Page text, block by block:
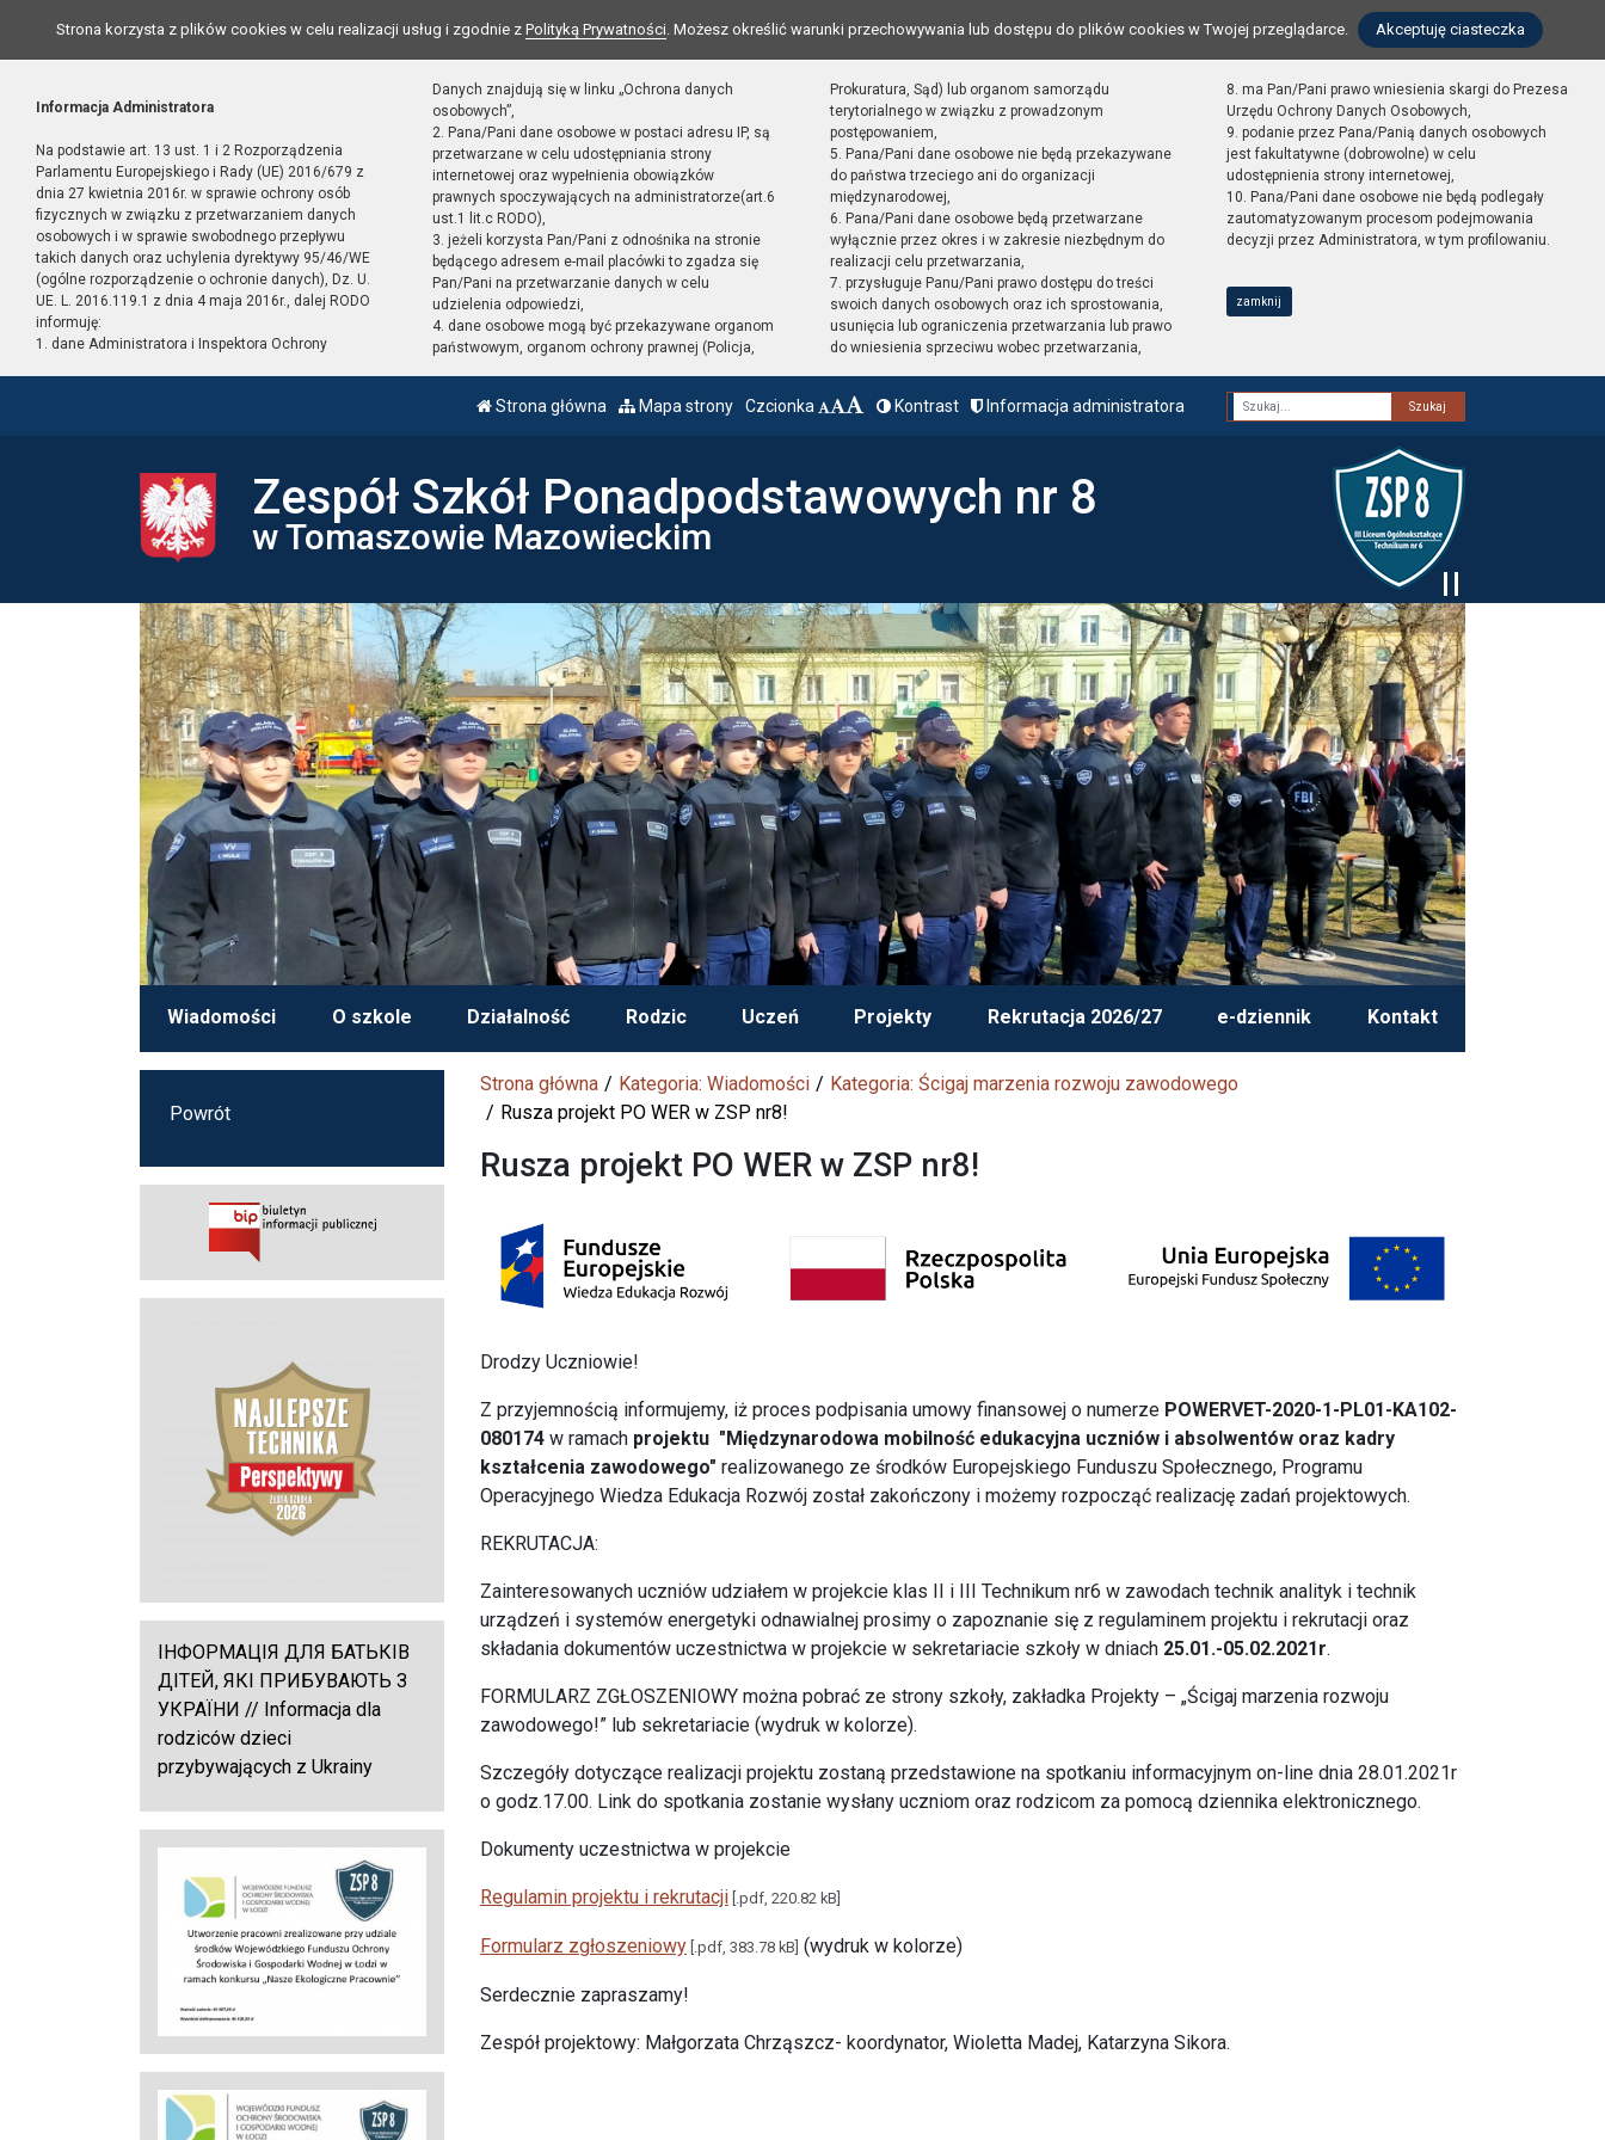
Strona korzysta z plików cookies w celu realizacji usług i zgodnie z Polityką Prywatności. Możesz określić warunki przechowywania lub dostępu do plików cookies w Twojej przeglądarce. Akceptuję ciasteczka
Informacja Administratora
Na podstawie art. 13 ust. 1 i 2 Rozporządzenia
Parlamentu Europejskiego i Rady (UE) 2016/679 z
dnia 27 kwietnia 2016r. w sprawie ochrony osób
fizycznych w związku z przetwarzaniem danych
osobowych i w sprawie swobodnego przepływu
takich danych oraz uchylenia dyrektywy 95/46/WE
(ogólne rozporządzenie o ochronie danych), Dz. U.
UE. L. 2016.119.1 z dnia 4 maja 2016r., dalej RODO
informuję:
1. dane Administratora i Inspektora Ochrony
Danych znajdują się w linku „Ochrona danych
osobowych”,
2. Pana/Pani dane osobowe w postaci adresu IP, są
przetwarzane w celu udostępniania strony
internetowej oraz wypełnienia obowiązków
prawnych spoczywających na administratorze(art.6
ust.1 lit.c RODO),
3. jeżeli korzysta Pan/Pani z odnośnika na stronie
będącego adresem e-mail placówki to zgadza się
Pan/Pani na przetwarzanie danych w celu
udzielenia odpowiedzi,
4. dane osobowe mogą być przekazywane organom
państwowym, organom ochrony prawnej (Policja,
Prokuratura, Sąd) lub organom samorządu
terytorialnego w związku z prowadzonym
postępowaniem,
5. Pana/Pani dane osobowe nie będą przekazywane
do państwa trzeciego ani do organizacji
międzynarodowej,
6. Pana/Pani dane osobowe będą przetwarzane
wyłącznie przez okres i w zakresie niezbędnym do
realizacji celu przetwarzania,
7. przysługuje Panu/Pani prawo dostępu do treści
swoich danych osobowych oraz ich sprostowania,
usunięcia lub ograniczenia przetwarzania lub prawo
do wniesienia sprzeciwu wobec przetwarzania,
8. ma Pan/Pani prawo wniesienia skargi do Prezesa
Urzędu Ochrony Danych Osobowych,
9. podanie przez Pana/Panią danych osobowych
jest fakultatywne (dobrowolne) w celu
udostępnienia strony internetowej,
10. Pana/Pani dane osobowe nie będą podlegały
zautomatyzowanym procesom podejmowania
decyzji przez Administratora, w tym profilowaniu.
zamknij
Strona główna Mapa strony Czcionka Kontrast Informacja administratora
Fraza
Zespół Szkół Ponadpodstawowych nr 8
w Tomaszowie Mazowieckim
Wiadomości O szkole Działalność Rodzic Uczeń Projekty Rekrutacja 2026/27 e-dziennik Kontakt
Strona główna Kategoria: Wiadomości
Kategoria: Ścigaj marzenia rozwoju zawodowego
Rusza projekt PO WER w ZSP nr8!
Rusza projekt PO WER w ZSP nr8!
Drodzy Uczniowie!
Z przyjemnością informujemy, iż proces podpisania umowy finansowej o numerze POWERVET-2020-1-PL01-KA102-
080174 w ramach projektu "Międzynarodowa mobilność edukacyjna uczniów i absolwentów oraz kadry
kształcenia zawodowego" realizowanego ze środków Europejskiego Funduszu Społecznego, Programu
Operacyjnego Wiedza Edukacja Rozwój został zakończony i możemy rozpocząć realizację zadań projektowych.
REKRUTACJA:
Zainteresowanych uczniów udziałem w projekcie klas II i III Technikum nr6 w zawodach technik analityk i technik
urządzeń i systemów energetyki odnawialnej prosimy o zapoznanie się z regulaminem projektu i rekrutacji oraz
składania dokumentów uczestnictwa w projekcie w sekretariacie szkoły w dniach 25.01.-05.02.2021r.
FORMULARZ ZGŁOSZENIOWY można pobrać ze strony szkoły, zakładka Projekty – „Ścigaj marzenia rozwoju
zawodowego!” lub sekretariacie (wydruk w kolorze).
Szczegóły dotyczące realizacji projektu zostaną przedstawione na spotkaniu informacyjnym on-line dnia 28.01.2021r
o godz.17.00. Link do spotkania zostanie wysłany uczniom oraz rodzicom za pomocą dziennika elektronicznego.
Dokumenty uczestnictwa w projekcie
Regulamin projektu i rekrutacji [.pdf, 220.82 kB]
Formularz zgłoszeniowy [.pdf, 383.78 kB] (wydruk w kolorze)
Serdecznie zapraszamy!
Zespół projektowy: Małgorzata Chrząszcz- koordynator, Wioletta Madej, Katarzyna Sikora.
Powrót
ІНФОРМАЦІЯ ДЛЯ БАТЬКІВ
ДІТЕЙ, ЯКІ ПРИБУВАЮТЬ З
УКРАЇНИ // Informacja dla
rodziców dzieci
przybywających z Ukrainy